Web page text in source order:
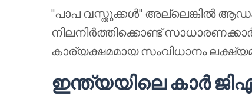
"പാപ വസ്തുക്കൾ" അല്ലെങ്കിൽ
നിലനിർത്തിക്കൊണ്ട്
കാര്യക്ഷമമായ സംവിധാനം
ഇന്ത്യയിലെ കാർ